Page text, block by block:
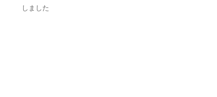
しました